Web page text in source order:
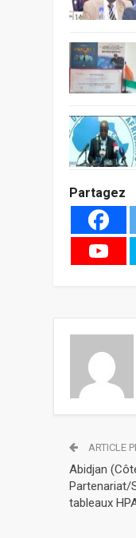
Partagez
ARTICLE
Abidjan
Partenariat/
tableaux